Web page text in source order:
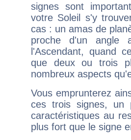
signes sont
votre Soleil s'y
cas : un amas de
proche d'un
l'Ascendant, quand
que deux ou trois
nombreux aspects
Vous emprunterez
ces trois signes, un
caractéristiques au
plus fort que le signe